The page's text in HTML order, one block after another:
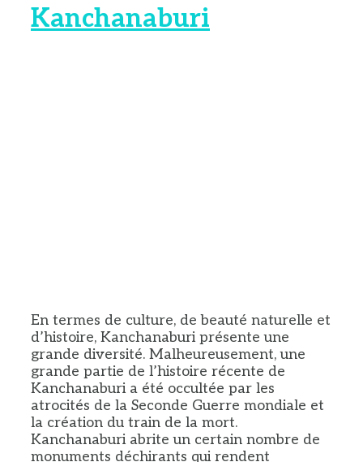
Kanchanaburi
En termes de culture, de beauté naturelle et
d’histoire, Kanchanaburi présente une
grande diversité. Malheureusement, une
grande partie de l’histoire récente de
Kanchanaburi a été occultée par les
atrocités de la Seconde Guerre mondiale et
la création du train de la mort.
Kanchanaburi abrite un certain nombre de
monuments déchirants qui rendent